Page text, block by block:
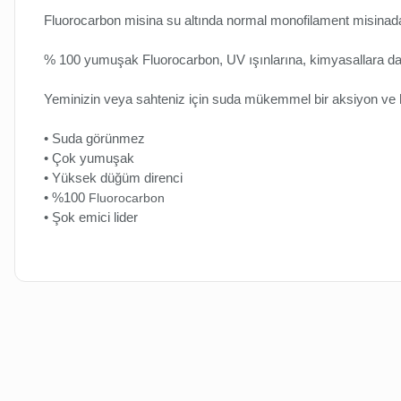
Fluorocarbon misina su altında normal monofilament
% 100 yumuşak Fluorocarbon, UV ışınlarına, kimyasallara
Yeminizin veya sahteniz için suda mükemmel bir aksiyon ve
• Suda görünmez
• Çok yumuşak
• Yüksek düğüm direnci
• %100 Fluorocarbon
• Şok emici lider